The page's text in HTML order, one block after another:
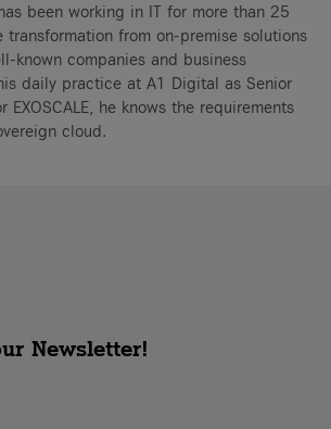
been working in IT for more than 25
transformation from on-premise solutions
known companies and business
daily practice at A1 Digital as Senior
EXOSCALE, he knows the requirements
cloud.
Newsletter!